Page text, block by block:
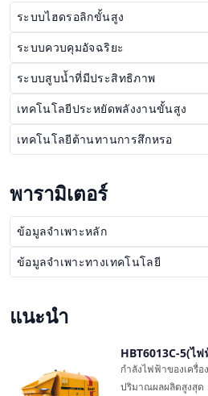
ระบบไฮดรอลิกขั้นสูง
ระบบควบคุมอัจฉริยะ
ระบบสูบน้ำที่มีประสิทธิภาพ
เทคโนโลยีประหยัดพลังงานขั้นสูง
เทคโนโลยีต้านทานการสึกหรอ
พารามิเตอร์
ข้อมูลจำเพาะหลัก
ข้อมูลจำเพาะทางเทคโนโลยี
แนะนำ
HBT6013C-5(ไ
กำลังไฟฟ้าของเครื่อ
ปริมาณผลผลิตสูงสุด